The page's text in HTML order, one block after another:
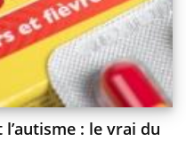
: le vrai du